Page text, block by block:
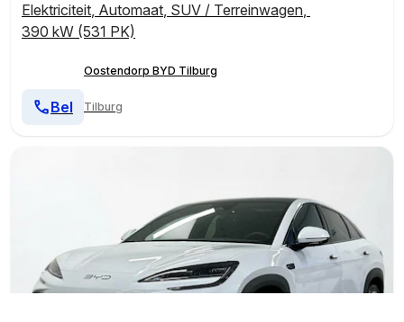
Elektriciteit, Automaat, SUV / Terreinwagen,
390 kW (531 PK)
Oostendorp BYD Tilburg
Tilburg
Bel